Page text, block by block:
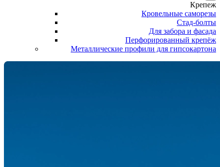
Крепеж
Кровельные саморезы
Стад-болты
Для забора и фасада
Перфорированный крепёж
Металлические профили для гипсокартона